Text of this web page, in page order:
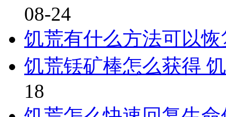
08-24
饥荒有什么方法可以
饥荒铥矿棒怎么获得
18